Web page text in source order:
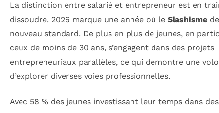
La distinction entre salarié et entrepreneur est en
dissoudre. 2026 marque une année où le Slashisme
nouveau standard. De plus en plus de jeunes, en
ceux de moins de 30 ans, s’engagent dans des projets
entrepreneuriaux parallèles, ce qui démontre une
d’explorer diverses voies professionnelles.
Avec 58 % des jeunes investissant leur temps dans